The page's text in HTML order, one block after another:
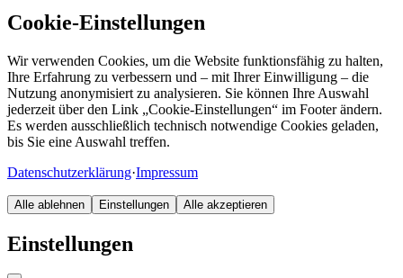
Cookie-Einstellungen
Wir verwenden Cookies, um die Website funktionsfähig zu halten,
Ihre Erfahrung zu verbessern und – mit Ihrer Einwilligung – die
Nutzung anonymisiert zu analysieren. Sie können Ihre Auswahl
jederzeit über den Link „Cookie-Einstellungen“ im Footer ändern.
Es werden ausschließlich technisch notwendige Cookies geladen,
bis Sie eine Auswahl treffen.
Datenschutzerklärung·Impressum
Alle ablehnen Einstellungen Alle akzeptieren
Einstellungen